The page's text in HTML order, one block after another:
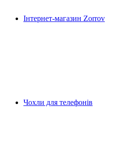
Інтернет-магазин Zorrov
Чохли для телефонів